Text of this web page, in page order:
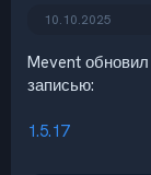
10.10.2025
Mevent
записью:
1.5.17